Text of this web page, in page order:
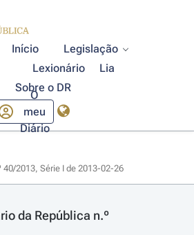
Início
Legislação
Lexionário
Lia
Sobre o DR
O
meu
Diário
40/2013, Série I de 2013-02-26
da República n.º